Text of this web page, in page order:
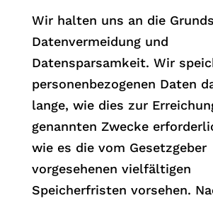
Wir halten uns an die
Datenvermeidung und
Datensparsamkeit. Wir
personenbezogenen Daten
lange, wie dies zur
genannten Zwecke
wie es die vom Gesetzgeber
vorgesehenen vielfältigen
Speicherfristen vorsehen.